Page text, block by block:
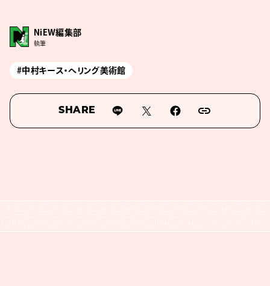
NiEW編集部
執筆
#中村キース・へリング美術館
SHARE